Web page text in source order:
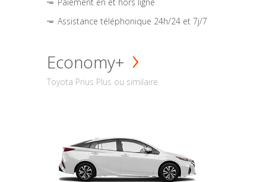
Assistance téléphonique 24h/24 et 7j/7
Economy+
Toyota Prius Plus ou similaire